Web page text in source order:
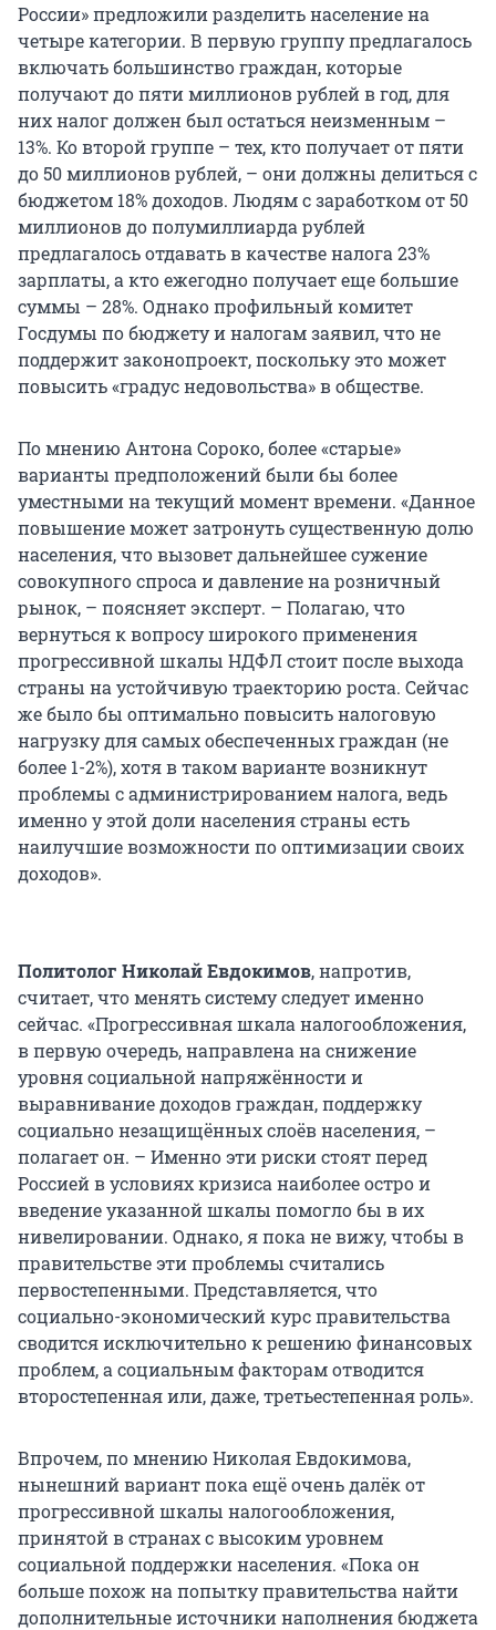
России» предложили разделить население на
четыре категории. В первую группу предлагалось
включать большинство граждан, которые
получают до пяти миллионов рублей в год, для
них налог должен был остаться неизменным –
13%. Ко второй группе – тех, кто получает от пяти
до 50 миллионов рублей, – они должны делиться с
бюджетом 18% доходов. Людям с заработком от 50
миллионов до полумиллиарда рублей
предлагалось отдавать в качестве налога 23%
зарплаты, а кто ежегодно получает еще большие
суммы – 28%. Однако профильный комитет
Госдумы по бюджету и налогам заявил, что не
поддержит законопроект, поскольку это может
повысить «градус недовольства» в обществе.
По мнению Антона Сороко, более «старые»
варианты предположений были бы более
уместными на текущий момент времени. «Данное
повышение может затронуть существенную долю
населения, что вызовет дальнейшее сужение
совокупного спроса и давление на розничный
рынок, – поясняет эксперт. – Полагаю, что
вернуться к вопросу широкого применения
прогрессивной шкалы НДФЛ стоит после выхода
страны на устойчивую траекторию роста. Сейчас
же было бы оптимально повысить налоговую
нагрузку для самых обеспеченных граждан (не
более 1-2%), хотя в таком варианте возникнут
проблемы с администрированием налога, ведь
именно у этой доли населения страны есть
наилучшие возможности по оптимизации своих
доходов».
Политолог Николай Евдокимов, напротив,
считает, что менять систему следует именно
сейчас. «Прогрессивная шкала налогообложения,
в первую очередь, направлена на снижение
уровня социальной напряжённости и
выравнивание доходов граждан, поддержку
социально незащищённых слоёв населения, –
полагает он. – Именно эти риски стоят перед
Россией в условиях кризиса наиболее остро и
введение указанной шкалы помогло бы в их
нивелировании. Однако, я пока не вижу, чтобы в
правительстве эти проблемы считались
первостепенными. Представляется, что
социально-экономический курс правительства
сводится исключительно к решению финансовых
проблем, а социальным факторам отводится
второстепенная или, даже, третьестепенная роль».
Впрочем, по мнению Николая Евдокимова,
нынешний вариант пока ещё очень далёк от
прогрессивной шкалы налогообложения,
принятой в странах с высоким уровнем
социальной поддержки населения. «Пока он
больше похож на попытку правительства найти
дополнительные источники наполнения бюджета